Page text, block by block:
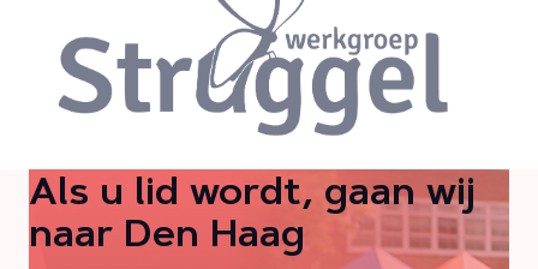
Als u lid wordt, gaan wij
naar Den Haag